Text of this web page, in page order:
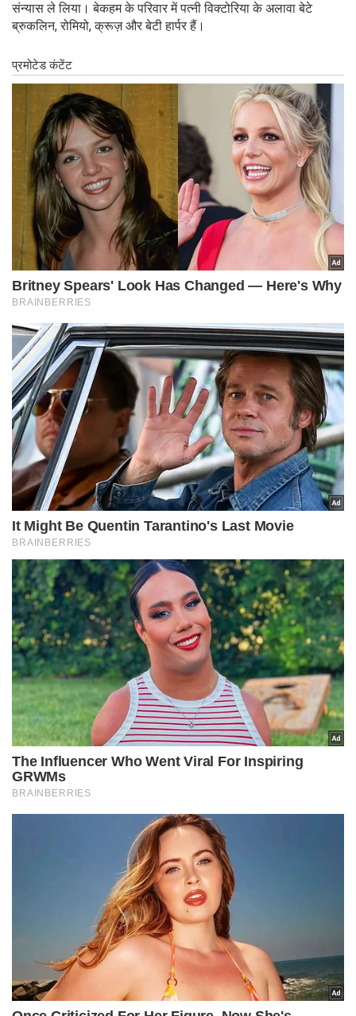
संन्यास ले लिया। बेकहम के परिवार में पत्नी विक्टोरिया के अलावा बेटे
ब्रुकलिन, रोमियो, क्रूज़ और बेटी हार्पर हैं।